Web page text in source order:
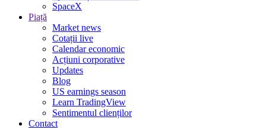
SpaceX
Piață
Market news
Cotații live
Calendar economic
Acțiuni corporative
Updates
Blog
US earnings season
Learn TradingView
Sentimentul clienților
Contact